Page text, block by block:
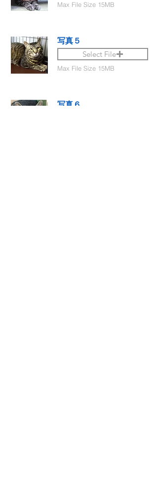
Max File Size 15MB
写真５
Select File
Max File Size 15MB
写真６